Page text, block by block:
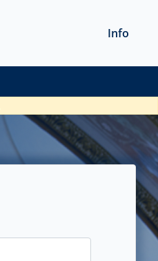
Info